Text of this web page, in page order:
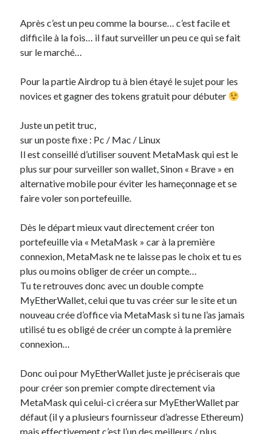
Après c’est un peu comme la bourse… c’est facile et
difficile à la fois… il faut surveiller un peu ce qui se fait
sur le marché…
Pour la partie Airdrop tu à bien étayé le sujet pour les
novices et gagner des tokens gratuit pour débuter
Juste un petit truc,
sur un poste fixe : Pc / Mac / Linux
Il est conseillé d’utiliser souvent MetaMask qui est le
plus sur pour surveiller son wallet, Sinon « Brave » en
alternative mobile pour éviter les hameçonnage et se
faire voler son portefeuille.
Dès le départ mieux vaut directement créer ton
portefeuille via « MetaMask » car à la première
connexion, MetaMask ne te laisse pas le choix et tu es
plus ou moins obliger de créer un compte…
Tu te retrouves donc avec un double compte
MyEtherWallet, celui que tu vas créer sur le site et un
nouveau crée d’office via MetaMask si tu ne l’as jamais
utilisé tu es obligé de créer un compte à la première
connexion…
Donc oui pour MyEtherWallet juste je préciserais que
pour créer son premier compte directement via
MetaMask qui celui-ci créera sur MyEtherWallet par
défaut (il y a plusieurs fournisseur d’adresse Ethereum)
mais effectivement c’est l’un des meilleurs / plus